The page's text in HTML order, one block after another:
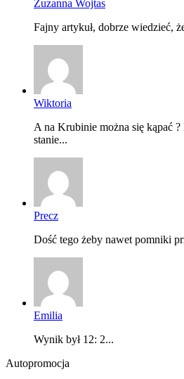
Zuzanna Wojtas
Fajny artykuł, dobrze wiedzieć,
Wiktoria
A na Krubinie można się kąpać
stanie...
Precz
Dość tego żeby nawet pomniki
Emilia
Wynik był 12: 2...
Autopromocja